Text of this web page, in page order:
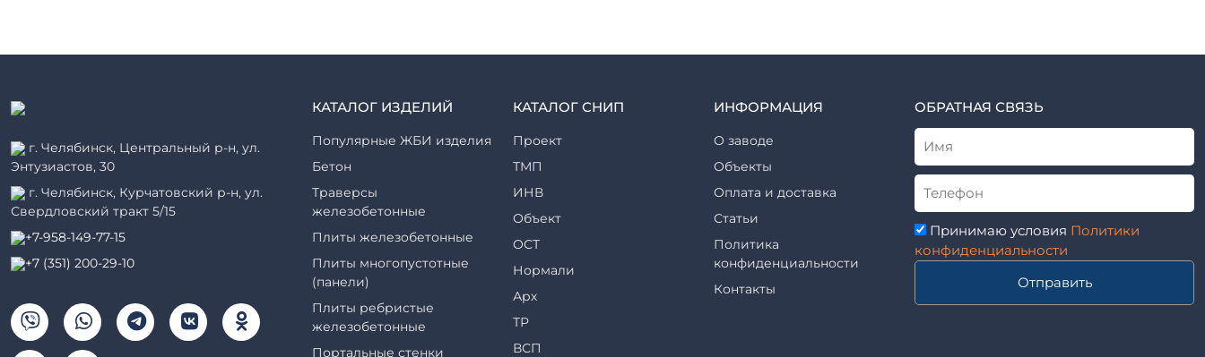
г. Челябинск, Центральный р-н, ул.
Энтузиастов, 30
г. Челябинск, Курчатовский р-н, ул.
Свердловский тракт 5/15
+7-958-149-77-15
+7 (351) 200-29-10
КАТАЛОГ ИЗДЕЛИЙ
Популярные ЖБИ изделия
Бетон
Траверсы
железобетонные
Плиты железобетонные
Плиты многопустотные
(панели)
Плиты ребристые
железобетонные
Портальные стенки
КАТАЛОГ СНИП
Проект
ТМП
ИНВ
Объект
ОСТ
Нормали
Арх
ТР
ВСП
ИНФОРМАЦИЯ
О заводе
Объекты
Оплата и доставка
Статьи
Политика
конфиденциальности
Контакты
ОБРАТНАЯ СВЯЗЬ
Принимаю условия Политики
конфиденциальности
Отправить